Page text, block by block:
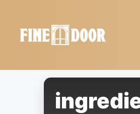
contenido